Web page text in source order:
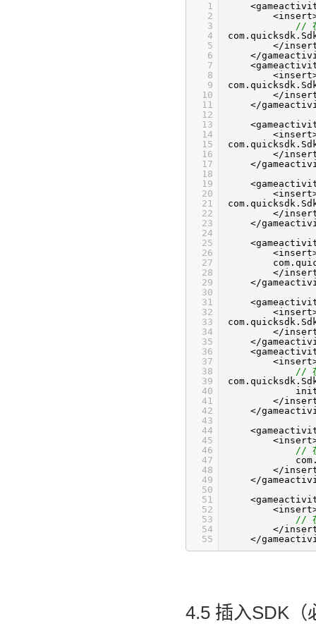
1
2
3
4
5
6
7
8
9
10
11
12
13
14
15
16
17
18
19
20
21
22
23
24
25
26
27
28
29
30
31
32
33
34
35
36
37
38
39
40
41
42
43
44
45
46
47
48
49
50
51
52
53
54
55
//
</
</
</
</
</
</
</
</
</
</
</
</
//
</
</
//
</
</
//
</
</
4.5 插入SDK（